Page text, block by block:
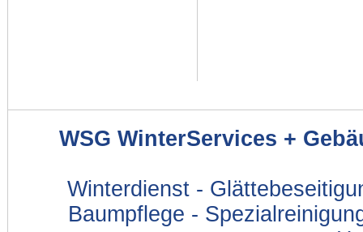
WSG WinterServices +
Winterdienst -
Baumpflege -